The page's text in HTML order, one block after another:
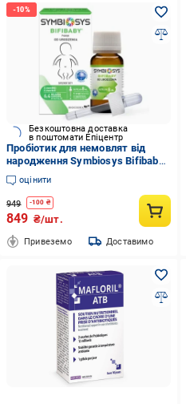
Безкоштовна доставка
в поштомати Епіцентр
Пробіотик для немовлят від
народження Symbiosys Bifibaby
Bifidobacterium breve BR03 та
B632 8 мл (33544091)
оцінити
949 -100 ₴
849 ₴/шт.
Привеземо Доставимо